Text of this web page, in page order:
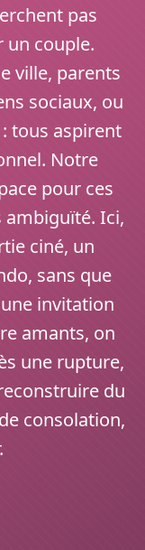
pas
un couple.
ville, parents
sociaux, ou
tous aspirent
Notre
pour ces
ambiguïté. Ici,
ciné, un
sans que
invitation
amants, on
une rupture,
du
consolation,